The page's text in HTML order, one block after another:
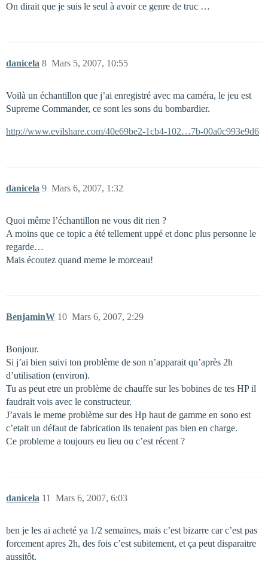
On dirait que je suis le seul à avoir ce genre de truc …
danicela Mars 5, 2007, 10:55
8
Voilà un échantillon que j’ai enregistré avec ma caméra, le jeu est
Supreme Commander, ce sont les sons du bombardier.
http://www.evilshare.com/40e69be2-1cb4-102…7b-00a0c993e9d6
danicela Mars 6, 2007, 1:32
9
Quoi même l’échantillon ne vous dit rien ?
A moins que ce topic a été tellement uppé et donc plus personne le
regarde…
Mais écoutez quand meme le morceau!
BenjaminW Mars 6, 2007, 2:29
10
Bonjour.
Si j’ai bien suivi ton problème de son n’apparait qu’après 2h
d’utilisation (environ).
Tu as peut etre un problème de chauffe sur les bobines de tes HP il
faudrait vois avec le constructeur.
J’avais le meme problème sur des Hp haut de gamme en sono est
c’etait un défaut de fabrication ils tenaient pas bien en charge.
Ce probleme a toujours eu lieu ou c’est récent ?
danicela Mars 6, 2007, 6:03
11
ben je les ai acheté ya 1/2 semaines, mais c’est bizarre car c’est pas
forcement apres 2h, des fois c’est subitement, et ça peut disparaitre
aussitôt.